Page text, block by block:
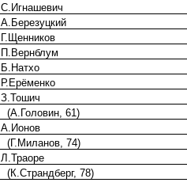
С.Игнашевич
А.Березуцкий
Г.Щенников
П.Вернблум
Б.Натхо
Р.Ерёменко
З.Тошич
(А.Головин, 61)
А.Ионов
(Г.Миланов, 74)
Л.Траоре
(К.Страндберг, 78)